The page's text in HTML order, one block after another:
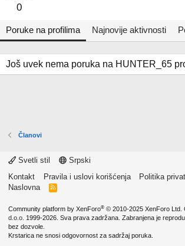
0
Poruke na profilima Najnovije aktivnosti
Još uvek nema poruka na HUNTER_65
Članovi
Svetli stil
Srpski
Kontakt
Pravila i uslovi korišćenja Politika
Naslovna
R
Community platform by XenForo® © 2010-2025 XenForo Ltd.
d.o.o. 1999-2026. Sva prava zadržana. Zabranjena je
bez dozvole.
Krstarica ne snosi odgovornost za sadržaj poruka.